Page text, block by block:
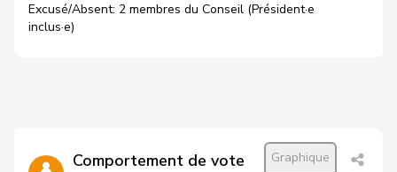
Excusé/Absent: 2 membres du Conseil (Président·e
inclus·e)
Comportement de vote
Graphique